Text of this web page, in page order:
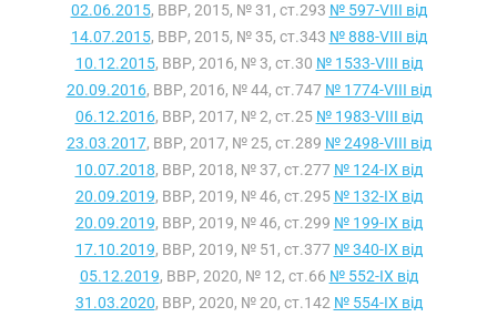
02.06.2015, ВВР, 2015, № 31, ст.293 № 597-VIII від
14.07.2015, ВВР, 2015, № 35, ст.343 № 888-VIII від
10.12.2015, ВВР, 2016, № 3, ст.30 № 1533-VIII від
20.09.2016, ВВР, 2016, № 44, ст.747 № 1774-VIII від
06.12.2016, ВВР, 2017, № 2, ст.25 № 1983-VIII від
23.03.2017, ВВР, 2017, № 25, ст.289 № 2498-VIII від
10.07.2018, ВВР, 2018, № 37, ст.277 № 124-IX від
20.09.2019, ВВР, 2019, № 46, ст.295 № 132-IX від
20.09.2019, ВВР, 2019, № 46, ст.299 № 199-IX від
17.10.2019, ВВР, 2019, № 51, ст.377 № 340-IX від
05.12.2019, ВВР, 2020, № 12, ст.66 № 552-IX від
31.03.2020, ВВР, 2020, № 20, ст.142 № 554-IX від